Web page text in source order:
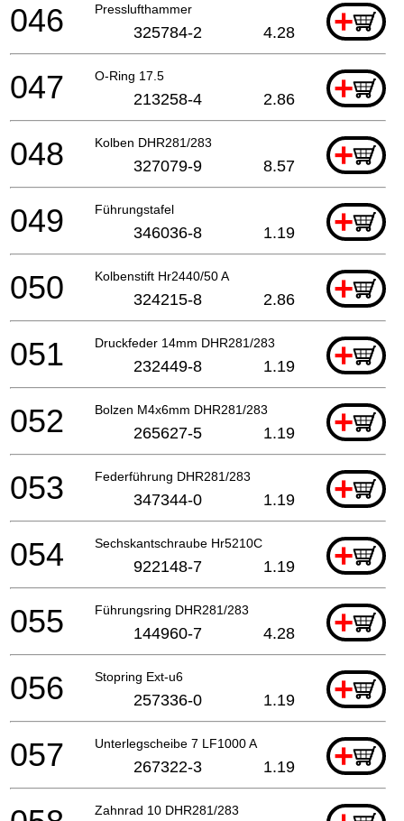
Presslufthammer +
046 325784-2 4.28
O-Ring 17.5 +
047 213258-4 2.86
Kolben DHR281/283 +
048 327079-9 8.57
Führungstafel +
049 346036-8 1.19
Kolbenstift Hr2440/50 A +
050 324215-8 2.86
Druckfeder 14mm DHR281/283 +
051 232449-8 1.19
Bolzen M4x6mm DHR281/283 +
052 265627-5 1.19
Federführung DHR281/283 +
053 347344-0 1.19
Sechskantschraube Hr5210C +
054 922148-7 1.19
Führungsring DHR281/283 +
055 144960-7 4.28
Stopring Ext-u6 +
056 257336-0 1.19
Unterlegscheibe 7 LF1000 A +
057 267322-3 1.19
Zahnrad 10 DHR281/283